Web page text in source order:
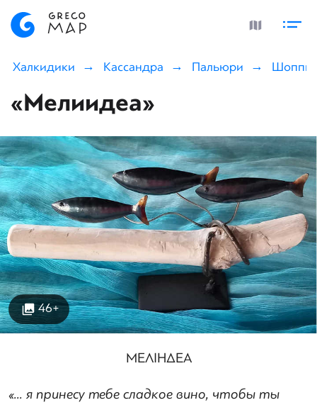
Халкидики Кассандра Пальюри
«Мелиидеа»
46+
ΜΕΛΙΗΔΕΑ
«... я принесу тебе сладкое вино, чтобы ты